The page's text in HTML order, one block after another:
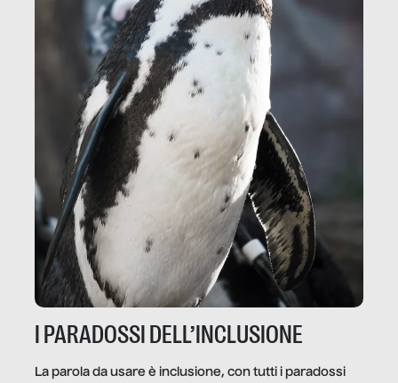
I PARADOSSI DELL’INCLUSIONE
La parola da usare è inclusione, con tutti i paradossi